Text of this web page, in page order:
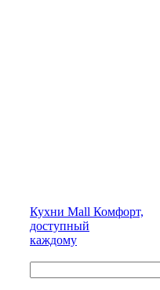
Кухни Mall Комфорт,
доступный
каждому